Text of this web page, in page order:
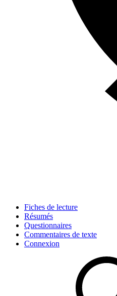
Fiches de lecture
Résumés
Questionnaires
Commentaires de texte
Connexion